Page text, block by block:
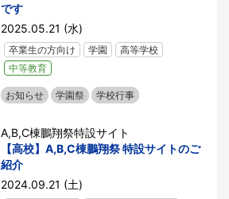
です
2025.05.21 (水)
卒業生の方向け 学園
高等学校
中等教育
お知らせ 学園祭 学校行事
A,B,C棟鵬翔祭特設サイト
【高校】A,B,C棟鵬翔祭 特設サイトのご
紹介
2024.09.21 (土)